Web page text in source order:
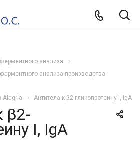
анализа
анализа производства
Alegria
Aнтитела к β2-гликопротеину I, IgA
β2-
I, IgA